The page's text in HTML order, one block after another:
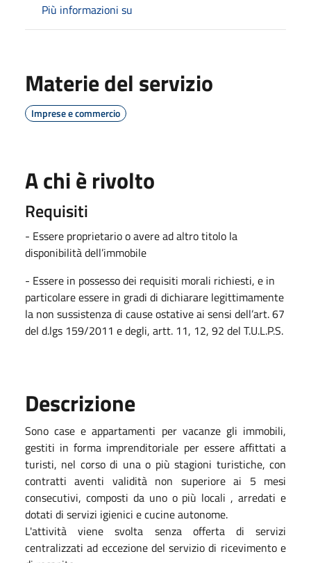
Più informazioni su
Materie del servizio
Imprese e commercio
A chi è rivolto
Requisiti
- Essere proprietario o avere ad altro titolo la
disponibilità dell’immobile
- Essere in possesso dei requisiti morali richiesti, e in
particolare essere in gradi di dichiarare legittimamente
la non sussistenza di cause ostative ai sensi dell’art. 67
del d.lgs 159/2011 e degli, artt. 11, 12, 92 del T.U.L.P.S.
Descrizione
Sono case e appartamenti per vacanze gli immobili,
gestiti in forma imprenditoriale per essere affittati a
turisti, nel corso di una o più stagioni turistiche, con
contratti aventi validità non superiore ai 5 mesi
consecutivi, composti da uno o più locali , arredati e
dotati di servizi igienici e cucine autonome.
L'attività viene svolta senza offerta di servizi
centralizzati ad eccezione del servizio di ricevimento e